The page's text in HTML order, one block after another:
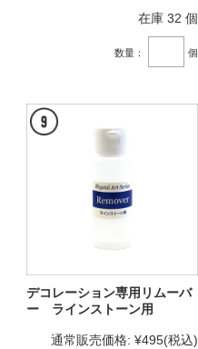
在庫 32 個
数量： 個
デコレーション専用リムーバ
ー ラインストーン用
通常販売価格: ¥495(税込)